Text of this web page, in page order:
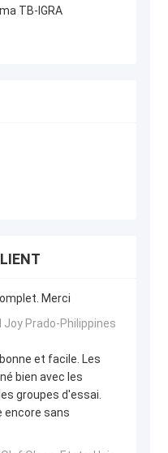
TB-IGRA
Merci
Prado-Philippines
et facile. Les
bien avec les
groupes d'essai.
encore sans